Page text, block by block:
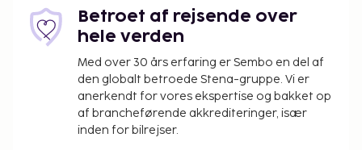
Ovenstående liste er muligvis ikke fuldstændig.
skat og kan ændres uden varsel.
Forældre eller værger, der rejser med et barn
under 18 år, skal fremvise barnets fødselsattest
eller billed-ID (f.eks. pas) ved indtjekning. Ved
Betroet af rejsende over
hele verden
Med over 30 års erfaring er Sembo en del af
den globalt betroede Stena-gruppe. Vi er
anerkendt for vores ekspertise og bakket op
af brancheførende akkrediteringer, især
inden for bilrejser.